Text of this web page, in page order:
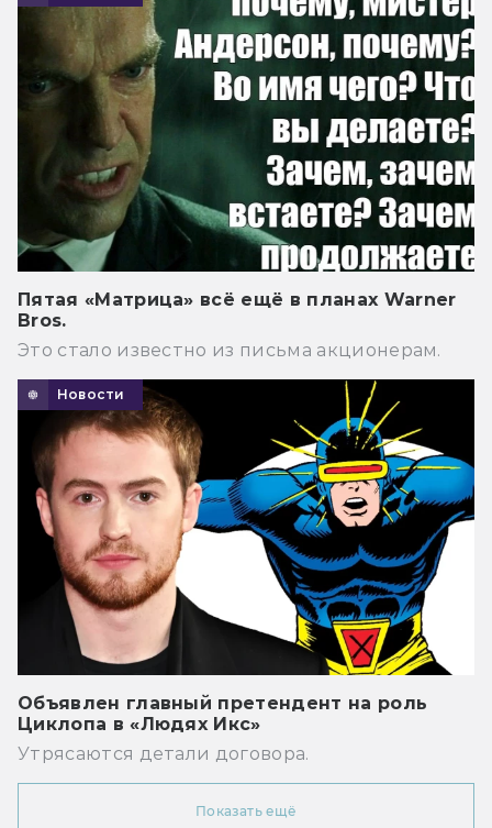
Пятая «Матрица» всё ещё в планах Warner
Bros.
Это стало известно из письма акционерам.
Новости
Объявлен главный претендент на роль
Циклопа в «Людях Икс»
Утрясаются детали договора.
Показать ещё